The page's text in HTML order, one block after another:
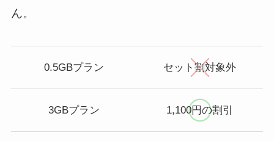
ん。
0.5GBプラン セット割対象外
3GBプラン 1,100円の割引